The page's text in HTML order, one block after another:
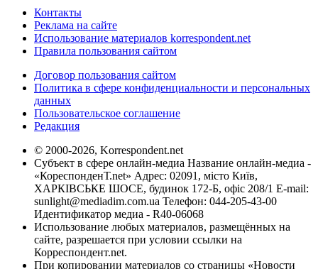
Контакты
Реклама на сайте
Использование материалов korrespondent.net
Правила пользования сайтом
Договор пользования сайтом
Политика в сфере конфиденциальности и персональных
данных
Пользовательское соглашение
Редакция
© 2000-2026, Korrespondent.net
Субъект в сфере онлайн-медиа Название онлайн-медиа -
«КореспонденТ.net» Адрес: 02091, місто Київ,
ХАРКІВСЬКЕ ШОСЕ, будинок 172-Б, офіс 208/1 E-mail:
sunlight@mediadim.com.ua Телефон: 044-205-43-00
Идентификатор медиа - R40-06068
Использование любых материалов, размещённых на
сайте, разрешается при условии ссылки на
Корреспондент.net.
При копировании материалов со страницы «Новости